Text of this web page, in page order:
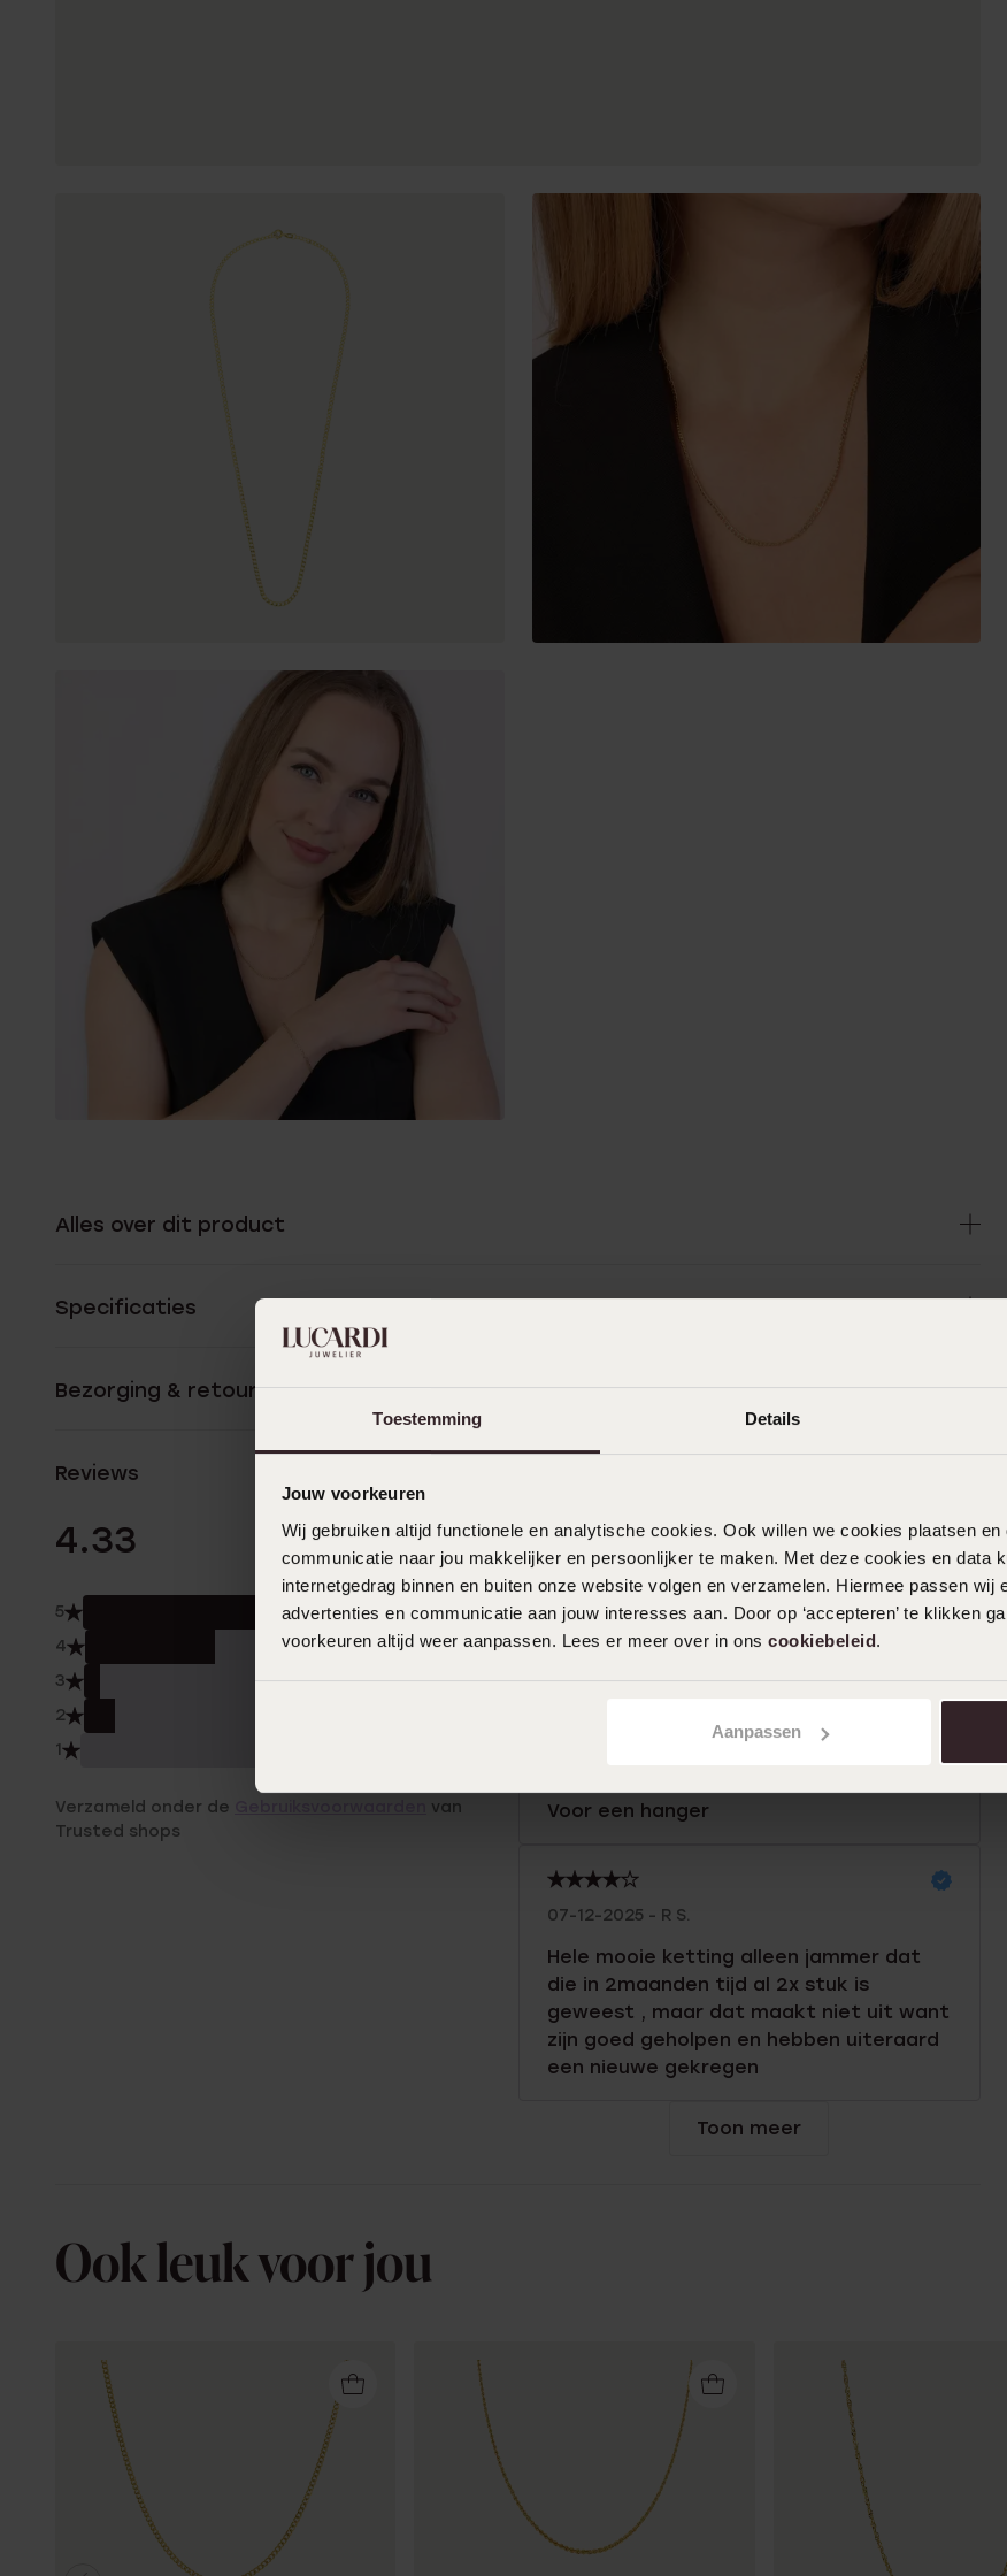
Toestemming Details
Jouw voorkeuren
Wij gebruiken altijd functionele en analytische cookies. Ook willen we cookies plaatsen
communicatie naar jou makkelijker en persoonlijker te maken. Met deze cookies en data
internetgedrag binnen en buiten onze website volgen en verzamelen. Hiermee passen wij
advertenties en communicatie aan jouw interesses aan. Door op ‘accepteren’ te klikken
voorkeuren altijd weer aanpassen. Lees er meer over in ons cookiebeleid.
Aanpassen
Alles over dit product
Specificaties
Bezorging & retourneren
Reviews
4.33 24 Beoordelingen
5 54.0%
4 33.0%
3 4.0%
2
1
Verzameld onder de
van
Trusted shops
Filter
29-05-2026 - Caroline D.
Voor een hanger
07-12-2025 - R S.
Hele mooie ketting alleen jammer dat
die in 2maanden tijd al 2x stuk is
geweest , maar dat maakt niet uit want
zijn goed geholpen en hebben uiteraard
een nieuwe gekregen
Toon meer
Ook leuk voor jou